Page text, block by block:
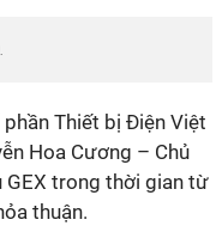
Thiết bị Điện Việt
Hoa Cương – Chủ
GEX trong thời gian từ
thuận.